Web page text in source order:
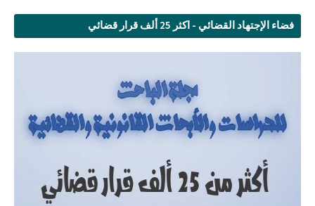
فضاء الإجتهاد القضائي - اكثر 25 ألف قرار قضائي